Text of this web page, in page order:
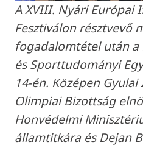
A XVIII. Nyári Európai
Fesztiválon résztvevő
fogadalomtétel után a
és Sporttudományi
14-én. Középen
Olimpiai Bizottság
Honvédelmi
államtitkára és Dejan